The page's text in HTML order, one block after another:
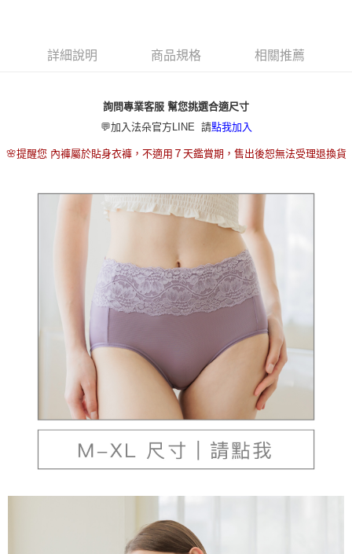
1.分期款項不併入電信帳單，「大哥付你分期」於每月結算日後寄送繳費提
帳／街口支付／iPASS MONEY」等通路繳費。
用戶於交易時，得透過本服務購買商品或服務，並由商店將買賣／分期付款
資料（包含姓名、電話或地址）提供予台灣大哥大進項蒐集、處理及利用，
由本公司與您本人進行分期帳單所需資料之確認、核對及更正。
3.完整用戶服務條款，請詳閱以下連結：
https://oppay.tw/userRule
每筆NT$80，滿NT$790(含以上)免運費
7-11取貨付款
每筆NT$80，滿NT$790(含以上)免運費
每筆NT$80，滿NT$790(含以上)免運費
本島宅配（ 偏遠地區約需3-5工作天）
每筆NT$80，滿NT$790(含以上)免運費
每筆NT$100，滿NT$890(含以上)免運費
國家/地區配送
詳細說明 商品規格 相關推薦
詢問專業客服 幫您挑選合適尺寸
💬加入法朵官方LINE 請點我加入
🌸提醒您 內褲屬於貼身衣褲，不適用７天鑑賞期，售出後恕無法受理退換貨